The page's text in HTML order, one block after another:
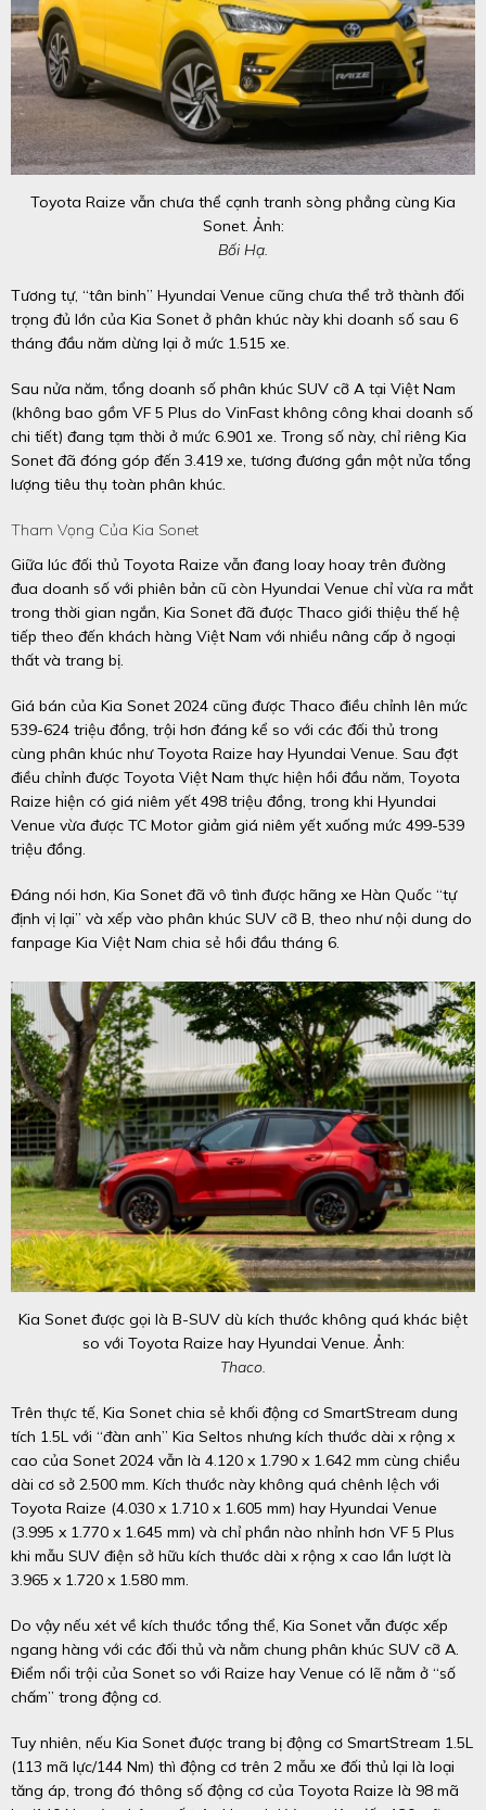
Toyota Raize vẫn chưa thể cạnh tranh sòng phẳng cùng Kia
Sonet. Ảnh:
Bối Hạ.
Tương tự, “tân binh” Hyundai Venue cũng chưa thể trở thành đối
trọng đủ lớn của Kia Sonet ở phân khúc này khi doanh số sau 6
tháng đầu năm dừng lại ở mức 1.515 xe.
Sau nửa năm, tổng doanh số phân khúc SUV cỡ A tại Việt Nam
(không bao gồm VF 5 Plus do VinFast không công khai doanh số
chi tiết) đang tạm thời ở mức 6.901 xe. Trong số này, chỉ riêng Kia
Sonet đã đóng góp đến 3.419 xe, tương đương gần một nửa tổng
lượng tiêu thụ toàn phân khúc.
Tham Vọng Của Kia Sonet
Giữa lúc đối thủ Toyota Raize vẫn đang loay hoay trên đường
đua doanh số với phiên bản cũ còn Hyundai Venue chỉ vừa ra mắt
trong thời gian ngắn, Kia Sonet đã được Thaco giới thiệu thế hệ
tiếp theo đến khách hàng Việt Nam với nhiều nâng cấp ở ngoại
thất và trang bị.
Giá bán của Kia Sonet 2024 cũng được Thaco điều chỉnh lên mức
539-624 triệu đồng, trội hơn đáng kể so với các đối thủ trong
cùng phân khúc như Toyota Raize hay Hyundai Venue. Sau đợt
điều chỉnh được Toyota Việt Nam thực hiện hồi đầu năm, Toyota
Raize hiện có giá niêm yết 498 triệu đồng, trong khi Hyundai
Venue vừa được TC Motor giảm giá niêm yết xuống mức 499-539
triệu đồng.
Đáng nói hơn, Kia Sonet đã vô tình được hãng xe Hàn Quốc “tự
định vị lại” và xếp vào phân khúc SUV cỡ B, theo như nội dung do
fanpage Kia Việt Nam chia sẻ hồi đầu tháng 6.
Kia Sonet được gọi là B-SUV dù kích thước không quá khác biệt
so với Toyota Raize hay Hyundai Venue. Ảnh:
Thaco.
Trên thực tế, Kia Sonet chia sẻ khối động cơ SmartStream dung
tích 1.5L với “đàn anh” Kia Seltos nhưng kích thước dài x rộng x
cao của Sonet 2024 vẫn là 4.120 x 1.790 x 1.642 mm cùng chiều
dài cơ sở 2.500 mm. Kích thước này không quá chênh lệch với
Toyota Raize (4.030 x 1.710 x 1.605 mm) hay Hyundai Venue
(3.995 x 1.770 x 1.645 mm) và chỉ phần nào nhỉnh hơn VF 5 Plus
khi mẫu SUV điện sở hữu kích thước dài x rộng x cao lần lượt là
3.965 x 1.720 x 1.580 mm.
Do vậy nếu xét về kích thước tổng thể, Kia Sonet vẫn được xếp
ngang hàng với các đối thủ và nằm chung phân khúc SUV cỡ A.
Điểm nổi trội của Sonet so với Raize hay Venue có lẽ nằm ở “số
chấm” trong động cơ.
Tuy nhiên, nếu Kia Sonet được trang bị động cơ SmartStream 1.5L
(113 mã lực/144 Nm) thì động cơ trên 2 mẫu xe đối thủ lại là loại
tăng áp, trong đó thông số động cơ của Toyota Raize là 98 mã